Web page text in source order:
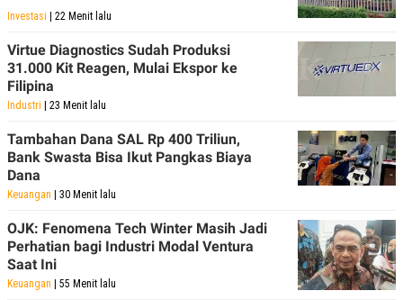
Investasi | 22 Menit lalu
Virtue Diagnostics Sudah Produksi
31.000 Kit Reagen, Mulai Ekspor ke
Filipina
Industri | 23 Menit lalu
Tambahan Dana SAL Rp 400 Triliun,
Bank Swasta Bisa Ikut Pangkas Biaya
Dana
Keuangan | 30 Menit lalu
OJK: Fenomena Tech Winter Masih Jadi
Perhatian bagi Industri Modal Ventura
Saat Ini
Keuangan | 55 Menit lalu